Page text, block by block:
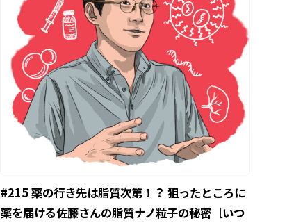
#215 薬の行き先は脂質次第！？ 狙ったところに
薬を届ける佐藤さんの脂質ナノ粒子の秘密［いつ